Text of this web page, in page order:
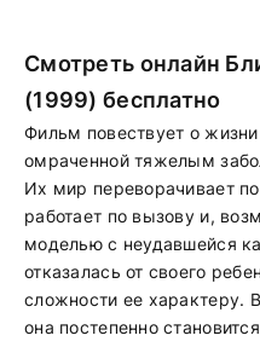
Смотреть онлайн
(1999) бесплатно
Фильм повествует о
омраченной тяжелым
Их мир переворачивает
работает по вызову и,
моделью с неудавшейся
отказалась от своего
сложности ее
она постепенно